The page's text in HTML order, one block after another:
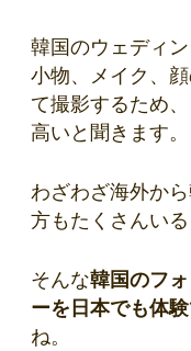
韓国のウェディ
小物、メイク、
て撮影するため
高いと聞きます。
わざわざ海外か
方もたくさんいる
そんな韓国のフ
ーを日本でも体
ね。